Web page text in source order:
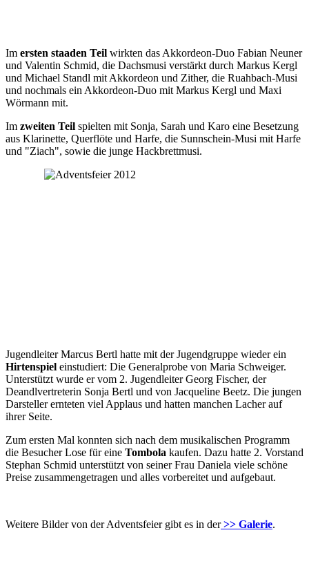
Im ersten staaden Teil wirkten das Akkordeon-Duo Fabian Neuner
und Valentin Schmid, die Dachsmusi verstärkt durch Markus Kergl
und Michael Standl mit Akkordeon und Zither, die Ruahbach-Musi
und nochmals ein Akkordeon-Duo mit Markus Kergl und Maxi
Wörmann mit.
Im zweiten Teil spielten mit Sonja, Sarah und Karo eine Besetzung
aus Klarinette, Querflöte und Harfe, die Sunnschein-Musi mit Harfe
und "Ziach", sowie die junge Hackbrettmusi.
Jugendleiter Marcus Bertl hatte mit der Jugendgruppe wieder ein
Hirtenspiel einstudiert: Die Generalprobe von Maria Schweiger.
Unterstützt wurde er vom 2. Jugendleiter Georg Fischer, der
Deandlvertreterin Sonja Bertl und von Jacqueline Beetz. Die jungen
Darsteller ernteten viel Applaus und hatten manchen Lacher auf
ihrer Seite.
Zum ersten Mal konnten sich nach dem musikalischen Programm
die Besucher Lose für eine Tombola kaufen. Dazu hatte 2. Vorstand
Stephan Schmid unterstützt von seiner Frau Daniela viele schöne
Preise zusammengetragen und alles vorbereitet und aufgebaut.
Weitere Bilder von der Adventsfeier gibt es in der>> Galerie.